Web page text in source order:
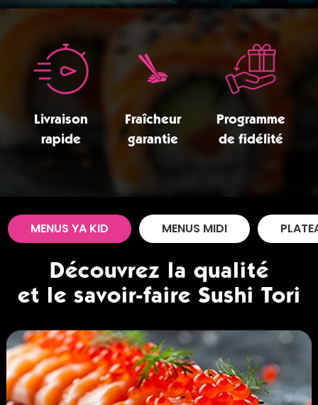
Livraison
rapide
Fraîcheur
garantie
Programme
de fidélité
MENUS YA KID MENUS MIDI
Découvrez la qualité
et le savoir-faire Sushi Tori